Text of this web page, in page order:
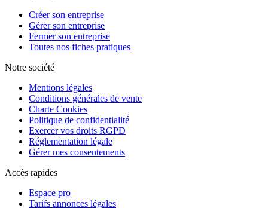
Créer son entreprise
Gérer son entreprise
Fermer son entreprise
Toutes nos fiches pratiques
Notre société
Mentions légales
Conditions générales de vente
Charte Cookies
Politique de confidentialité
Exercer vos droits RGPD
Réglementation légale
Gérer mes consentements
Accès rapides
Espace pro
Tarifs annonces légales